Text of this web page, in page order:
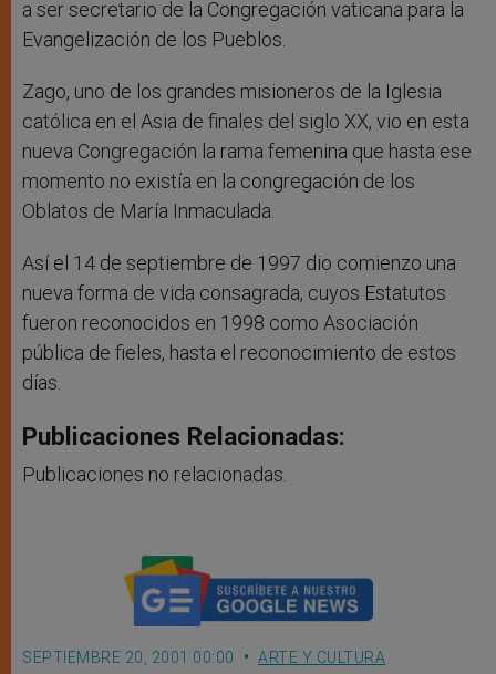
a ser secretario de la Congregación vaticana para la
Evangelización de los Pueblos.
Zago, uno de los grandes misioneros de la Iglesia
católica en el Asia de finales del siglo XX, vio en esta
nueva Congregación la rama femenina que hasta ese
momento no existía en la congregación de los
Oblatos de María Inmaculada.
Así el 14 de septiembre de 1997 dio comienzo una
nueva forma de vida consagrada, cuyos Estatutos
fueron reconocidos en 1998 como Asociación
pública de fieles, hasta el reconocimiento de estos
días.
Publicaciones Relacionadas:
Publicaciones no relacionadas.
SEPTIEMBRE 20, 2001 00:00 ARTE Y CULTURA